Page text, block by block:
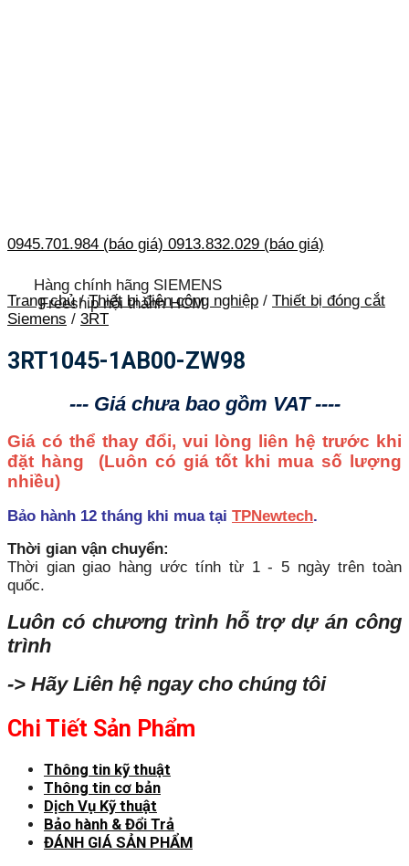
0945.701.984 (báo giá) 0913.832.029 (báo giá)
Hàng chính hãng SIEMENS
Freeship nội thành HCM
Trang chủ / Thiết bị điện công nghiệp / Thiết bị đóng cắt
Siemens / 3RT
3RT1045-1AB00-ZW98
--- Giá chưa bao gồm VAT ----
Giá có thể thay đổi, vui lòng liên hệ trước khi
đặt hàng (Luôn có giá tốt khi mua số lượng
nhiều)
Bảo hành 12 tháng khi mua tại TPNewtech.
Thời gian vận chuyển:
Thời gian giao hàng ước tính từ 1 - 5 ngày trên toàn
quốc.
Luôn có chương trình hỗ trợ dự án công
trình
-> Hãy Liên hệ ngay cho chúng tôi
Chi Tiết Sản Phẩm
Thông tin kỹ thuật
Thông tin cơ bản
Dịch Vụ Kỹ thuật
Bảo hành & Đổi Trả
ĐÁNH GIÁ SẢN PHẨM